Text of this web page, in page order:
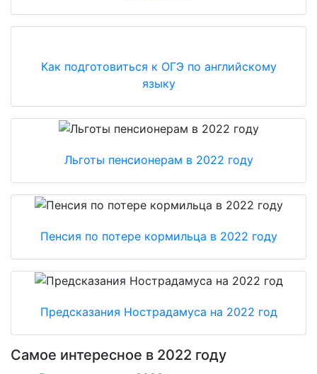
Как подготовиться к ОГЭ по английскому
языку
Льготы пенсионерам в 2022 году
Пенсия по потере кормильца в 2022 году
Предсказания Нострадамуса на 2022 год
Самое интересное в 2022 году